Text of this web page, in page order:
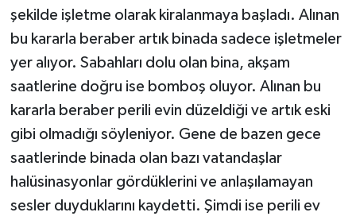
şekilde işletme olarak kiralanmaya başladı. Alınan
bu kararla beraber artık binada sadece işletmeler
yer alıyor. Sabahları dolu olan bina, akşam
saatlerine doğru ise bomboş oluyor. Alınan bu
kararla beraber perili evin düzeldiği ve artık eski
gibi olmadığı söyleniyor. Gene de bazen gece
saatlerinde binada olan bazı vatandaşlar
halüsinasyonlar gördüklerini ve anlaşılamayan
sesler duyduklarını kaydetti. Şimdi ise perili ev